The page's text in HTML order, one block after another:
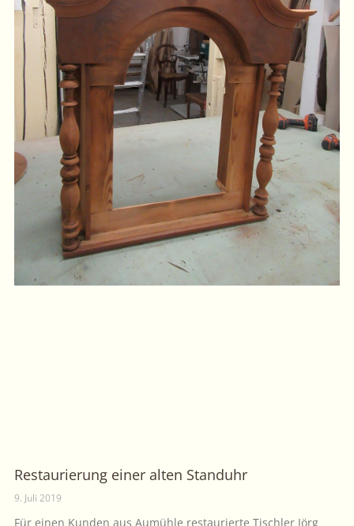
Restaurierung einer alten Standuhr
9. Juli 2019
Für einen Kunden aus Aumühle restaurierte Tischler Jörg